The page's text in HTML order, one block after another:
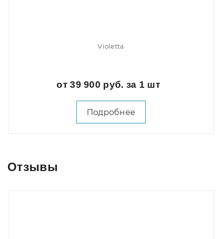
Violetta
от 39 900 руб. за 1 шт
Подробнее
Отзывы